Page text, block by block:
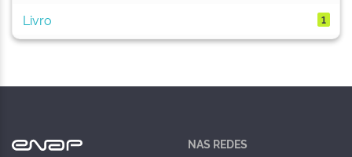
Livro
1
NAS REDES